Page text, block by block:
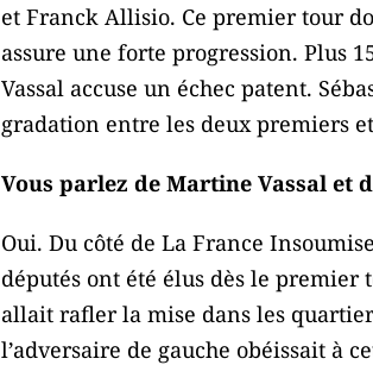
et Franck Allisio. Ce premier tour
assure une forte progression. Plus
Vassal accuse un échec patent.
gradation entre les deux premiers
Vous parlez de Martine Vassal et
Oui. Du côté de La France
députés ont été élus dès le
allait rafler la mise dans les
l’adversaire de gauche obéissait à